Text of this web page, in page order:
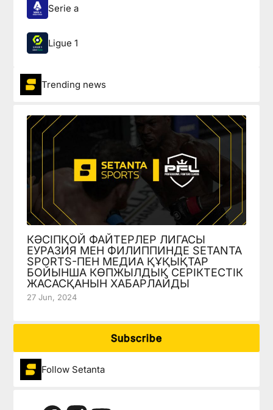
Serie a
Ligue 1
Trending news
КӘСІПҚОЙ ФАЙТЕРЛЕР ЛИГАСЫ
ЕУРАЗИЯ МЕН ФИЛИППИНДЕ SETANTA
SPORTS-ПЕН МЕДИА ҚҰҚЫҚТАР
БОЙЫНША КӨПЖЫЛДЫҚ СЕРІКТЕСТІК
ЖАСАСҚАНЫН ХАБАРЛАЙДЫ
27 Jun, 2024
Subscribe
Follow Setanta